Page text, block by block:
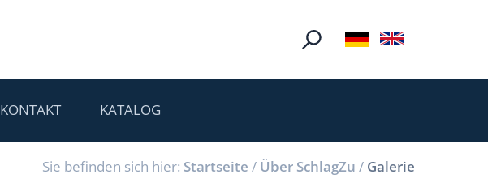
KONTAKT KATALOG
Sie befinden sich hier: Startseite / Über SchlagZu / Galerie